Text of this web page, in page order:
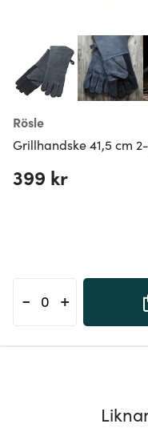
Rösle
Grillhandske 41,5 cm
399 kr
- +